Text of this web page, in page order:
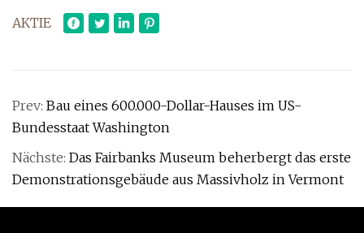
AKTIE
Prev: Bau eines 600.000-Dollar-Hauses im US-
Bundesstaat Washington
Nächste: Das Fairbanks Museum beherbergt das erste
Demonstrationsgebäude aus Massivholz in Vermont